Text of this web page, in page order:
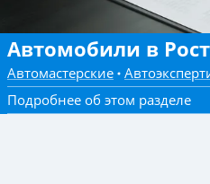
Автомобили в
Автомастерские
Подробнее об этом разделе